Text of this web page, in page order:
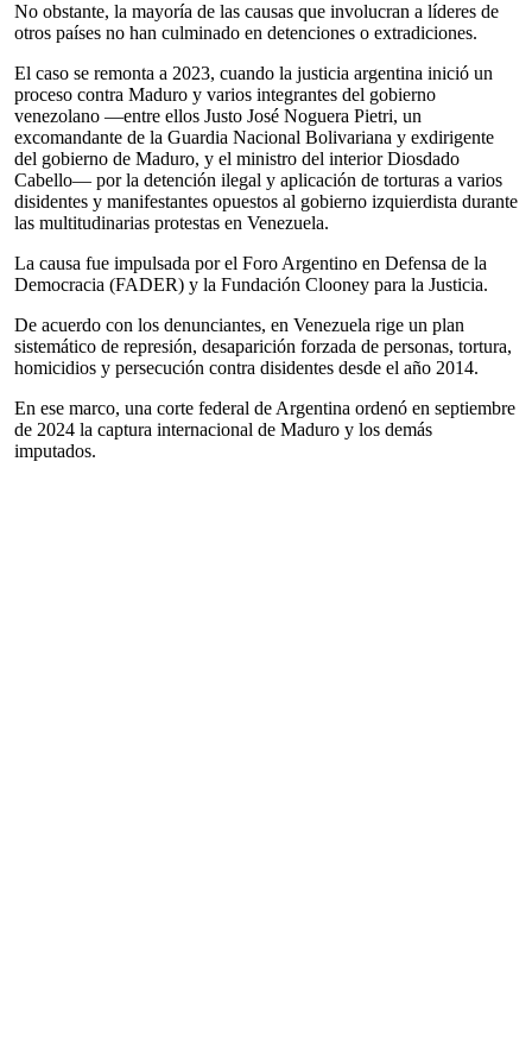
No obstante, la mayoría de las causas que involucran a líderes de
otros países no han culminado en detenciones o extradiciones.
El caso se remonta a 2023, cuando la justicia argentina inició un
proceso contra Maduro y varios integrantes del gobierno
venezolano —entre ellos Justo José Noguera Pietri, un
excomandante de la Guardia Nacional Bolivariana y exdirigente
del gobierno de Maduro, y el ministro del interior Diosdado
Cabello— por la detención ilegal y aplicación de torturas a varios
disidentes y manifestantes opuestos al gobierno izquierdista durante
las multitudinarias protestas en Venezuela.
La causa fue impulsada por el Foro Argentino en Defensa de la
Democracia (FADER) y la Fundación Clooney para la Justicia.
De acuerdo con los denunciantes, en Venezuela rige un plan
sistemático de represión, desaparición forzada de personas, tortura,
homicidios y persecución contra disidentes desde el año 2014.
En ese marco, una corte federal de Argentina ordenó en septiembre
de 2024 la captura internacional de Maduro y los demás
imputados.